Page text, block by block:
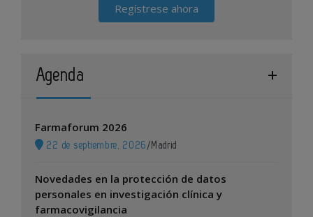
Regístrese ahora
Agenda
Farmaforum 2026
22 de septiembre, 2026 / Madrid
Novedades en la protección de datos
personales en investigación clínica y
farmacovigilancia